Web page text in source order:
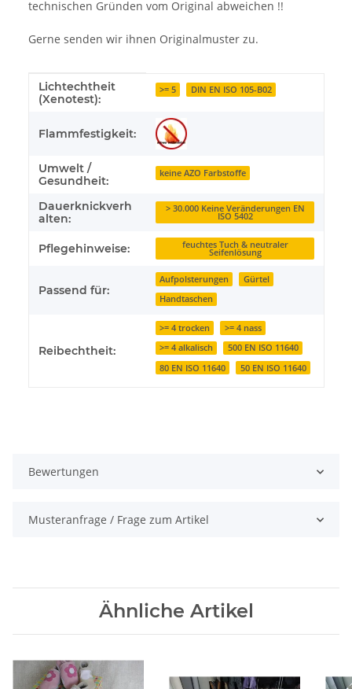
technischen Gründen vom Original abweichen !!
Gerne senden wir ihnen Originalmuster zu.
Produkteigenschaft
Wert
Lichtechtheit
(Xenotest):
>= 5 DIN EN ISO 105-B02
Flammfestigkeit:
Umwelt /
Gesundheit:
keine AZO Farbstoffe
Dauerknickverh
alten:
> 30.000 Keine Veränderungen EN
ISO 5402
Pflegehinweise: feuchtes Tuch & neutraler
Seifenlösung
Passend für:
Aufpolsterungen
Gürtel
Handtaschen
Reibechtheit:
>= 4 trocken
>= 4 nass
>= 4 alkalisch
500 EN ISO 11640
80 EN ISO 11640
50 EN ISO 11640
Bewertungen
Musteranfrage / Frage zum Artikel
Ähnliche Artikel